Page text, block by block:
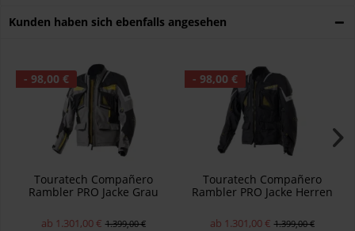
Kunden haben sich ebenfalls angesehen
- 98,00 €
Touratech Compañero
Rambler PRO Jacke Grau
ab 1.301,00 € 1.399,00 €
- 98,00 €
Touratech Compañero
Rambler PRO Jacke Herren
ab 1.301,00 € 1.399,00 €